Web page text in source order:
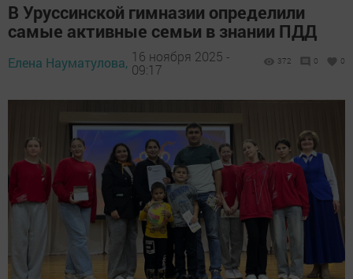
В Уруссинской гимназии определили
самые активные семьи в знании ПДД
Елена Науматулова, 16 ноября 2025 -
09:17
372 0 0